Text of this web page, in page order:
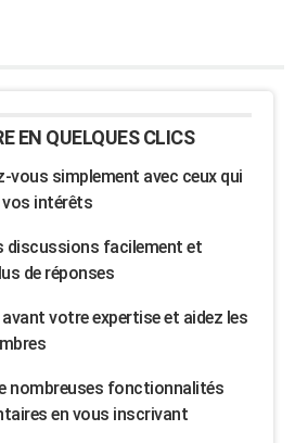
EN QUELQUES CLICS
vous simplement avec ceux qui
intérêts
discussions facilement et
de réponses
votre expertise et aidez les
nombreuses fonctionnalités
en vous inscrivant